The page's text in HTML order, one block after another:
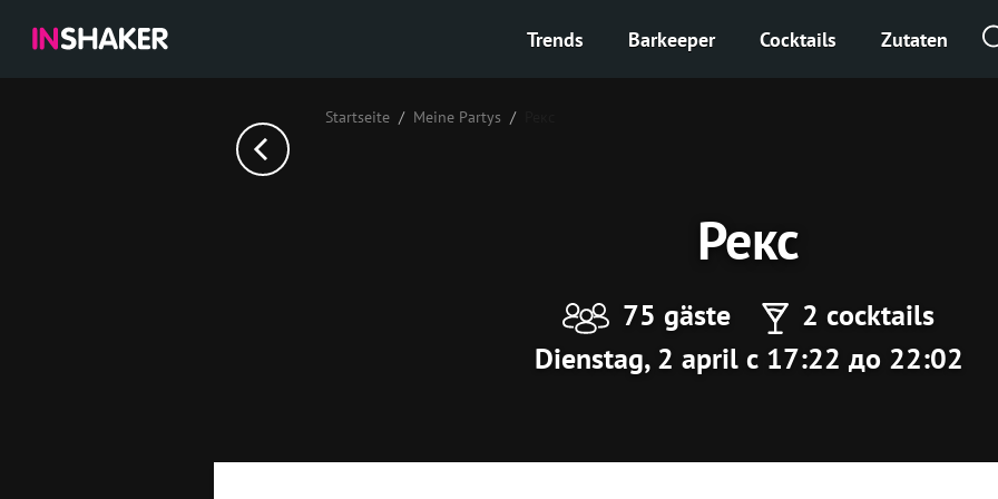
Trends Barkeeper Cocktails Zutaten
Startseite Meine Partys
Рекс
75 gäste
2 cocktails
Dienstag, 2 april с 17:22 до 22:02